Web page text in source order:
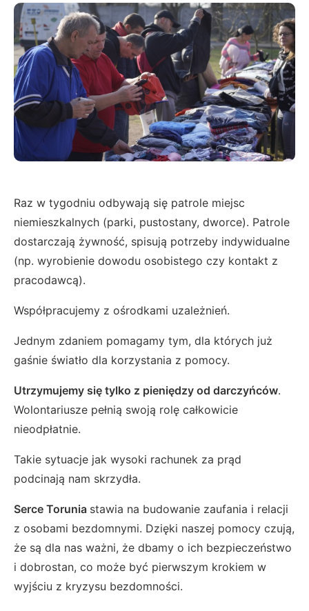
Raz w tygodniu odbywają się patrole miejsc
niemieszkalnych (parki, pustostany, dworce). Patrole
dostarczają żywność, spisują potrzeby indywidualne
(np. wyrobienie dowodu osobistego czy kontakt z
pracodawcą).
Współpracujemy z ośrodkami uzależnień.
Jednym zdaniem pomagamy tym, dla których już
gaśnie światło dla korzystania z pomocy.
Utrzymujemy się tylko z pieniędzy od darczyńców.
Wolontariusze pełnią swoją rolę całkowicie
nieodpłatnie.
Takie sytuacje jak wysoki rachunek za prąd
podcinają nam skrzydła.
Serce Torunia stawia na budowanie zaufania i relacji
z osobami bezdomnymi. Dzięki naszej pomocy czują,
że są dla nas ważni, że dbamy o ich bezpieczeństwo
i dobrostan, co może być pierwszym krokiem w
wyjściu z kryzysu bezdomności.